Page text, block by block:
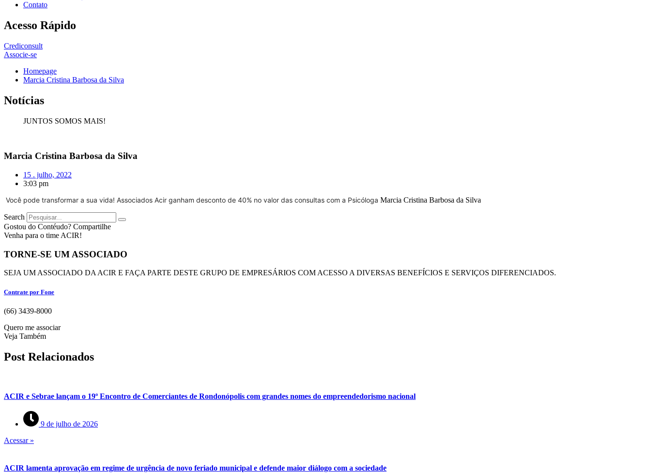
Contato
Acesso Rápido
Crediconsult
Associe-se
Homepage
Marcia Cristina Barbosa da Silva
Notícias
JUNTOS SOMOS MAIS!
Marcia Cristina Barbosa da Silva
15 . julho, 2022
3:03 pm
Você pode transformar a sua vida! Associados Acir ganham desconto de 40% no valor das consultas com a Psicóloga Marcia Cristina Barbosa da Silva
Search
Gostou do Contéudo? Compartilhe
Venha para o time ACIR!
TORNE-SE UM ASSOCIADO
SEJA UM ASSOCIADO DA ACIR E FAÇA PARTE DESTE GRUPO DE EMPRESÁRIOS COM ACESSO A DIVERSAS BENEFÍCIOS E SERVIÇOS DIFERENCIADOS.
Contrate por Fone
(66) 3439-8000
Quero me associar
Veja Também
Post Relacionados
ACIR e Sebrae lançam o 19º Encontro de Comerciantes de Rondonópolis com grandes nomes do empreendedorismo nacional
9 de julho de 2026
Acessar »
ACIR lamenta aprovação em regime de urgência de novo feriado municipal e defende maior diálogo com a sociedade